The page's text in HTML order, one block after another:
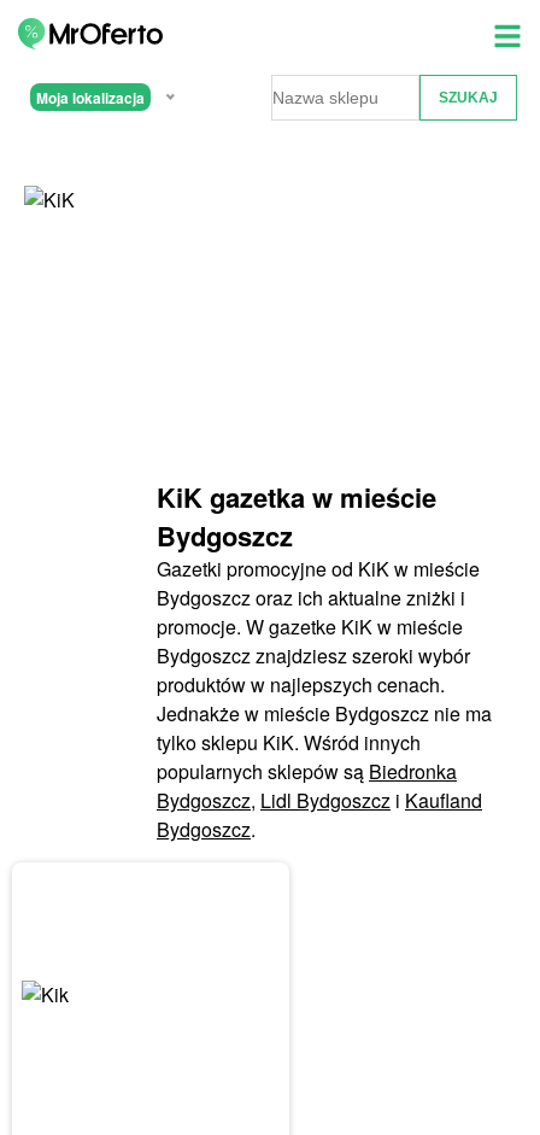
Moja lokalizacja
KiK gazetka w mieście
Bydgoszcz
Gazetki promocyjne od KiK w mieście
Bydgoszcz oraz ich aktualne zniżki i
promocje. W gazetke KiK w mieście
Bydgoszcz znajdziesz szeroki wybór
produktów w najlepszych cenach.
Jednakże w mieście Bydgoszcz nie ma
tylko sklepu KiK. Wśród innych
popularnych sklepów są Biedronka
Bydgoszcz, Lidl Bydgoszcz i Kaufland
Bydgoszcz.